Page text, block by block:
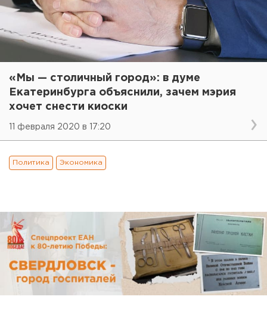
«Мы — столичный город»: в думе
Екатеринбурга объяснили, зачем мэрия
хочет снести киоски
11 февраля 2020 в 17:20
Политика Экономика